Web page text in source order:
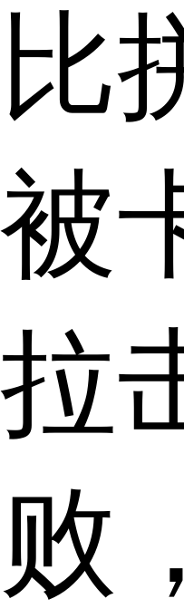
比
被
拉
败